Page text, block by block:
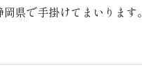
県で手掛けてまいります。